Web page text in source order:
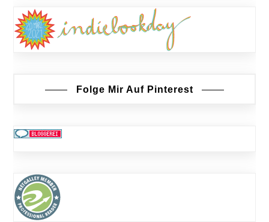
Folge Mir Auf Pinterest